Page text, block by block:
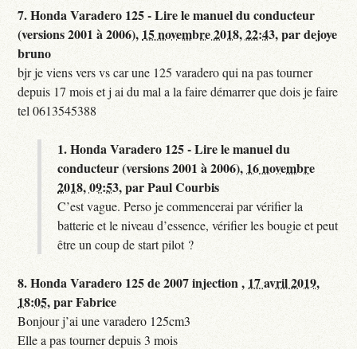
7.Honda Varadero 125 - Lire le manuel du conducteur
(versions 2001 à 2006), 15 novembre 2018, 22:43,pardejoye
bruno
bjr je viens vers vs car une 125 varadero qui na pas tourner
depuis 17 mois et j ai du mal a la faire démarrer que dois je faire
tel 0613545388
1.Honda Varadero 125 - Lire le manuel du
conducteur (versions 2001 à 2006), 16 novembre
2018, 09:53,parPaul Courbis
C’est vague. Perso je commencerai par vérifier la
batterie et le niveau d’essence, vérifier les bougie et peut
être un coup de start pilot ?
8.Honda Varadero 125 de 2007 injection , 17 avril 2019,
18:05,parFabrice
Bonjour j’ai une varadero 125cm3
Elle a pas tourner depuis 3 mois